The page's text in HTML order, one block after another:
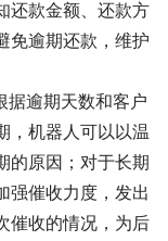
还款金额、还款方
免逾期还款，维护
据逾期天数和客户
，机器人可以以温
的原因；对于长期
强催收力度，发出
催收的情况，为后